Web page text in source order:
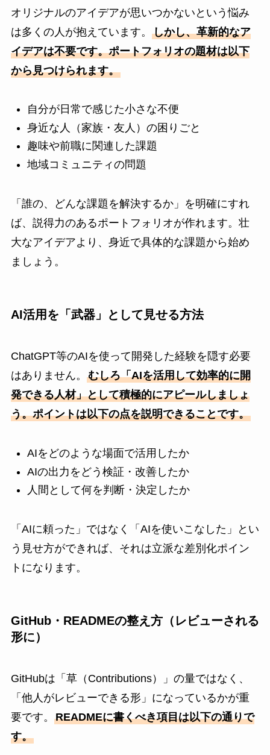
オリジナルのアイデアが思いつかないという悩み
は多くの人が抱えています。 しかし、革新的なア
イデアは不要です。ポートフォリオの題材は以下
から見つけられます。
自分が日常で感じた小さな不便
身近な人（家族・友人）の困りごと
趣味や前職に関連した課題
地域コミュニティの問題
「誰の、どんな課題を解決するか」を明確にすれ
ば、説得力のあるポートフォリオが作れます。壮
大なアイデアより、身近で具体的な課題から始め
ましょう。
AI活用を「武器」として見せる方法
ChatGPT等のAIを使って開発した経験を隠す必要
はありません。 むしろ「AIを活用して効率的に開
発できる人材」として積極的にアピールしましょ
う。ポイントは以下の点を説明できることです。
AIをどのような場面で活用したか
AIの出力をどう検証・改善したか
人間として何を判断・決定したか
「AIに頼った」ではなく「AIを使いこなした」とい
う見せ方ができれば、それは立派な差別化ポイン
トになります。
GitHub・READMEの整え方（レビューされる
形に）
GitHubは「草（Contributions）」の量ではなく、
「他人がレビューできる形」になっているかが重
要です。 READMEに書くべき項目は以下の通りで
す。